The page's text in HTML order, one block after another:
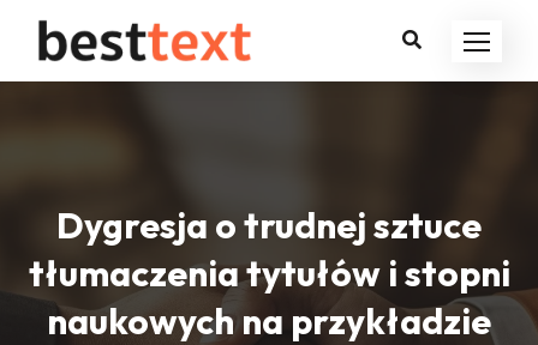
Dygresja o trudnej sztuce
tłumaczenia tytułów i stopni
naukowych na przykładzie